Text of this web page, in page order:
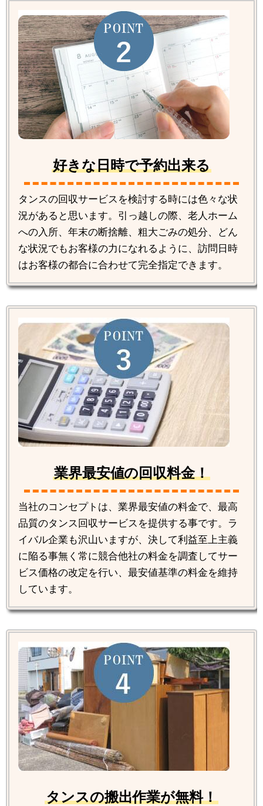
好きな日時で予約出来る
タンスの回収サービスを検討する時には色々な状
況があると思います。引っ越しの際、老人ホーム
への入所、年末の断捨離、粗大ごみの処分、どん
な状況でもお客様の力になれるように、訪問日時
はお客様の都合に合わせて完全指定できます。
業界最安値の回収料金！
当社のコンセプトは、業界最安値の料金で、最高
品質のタンス回収サービスを提供する事です。ラ
イバル企業も沢山いますが、決して利益至上主義
に陥る事無く常に競合他社の料金を調査してサー
ビス価格の改定を行い、最安値基準の料金を維持
しています。
タンスの搬出作業が無料！